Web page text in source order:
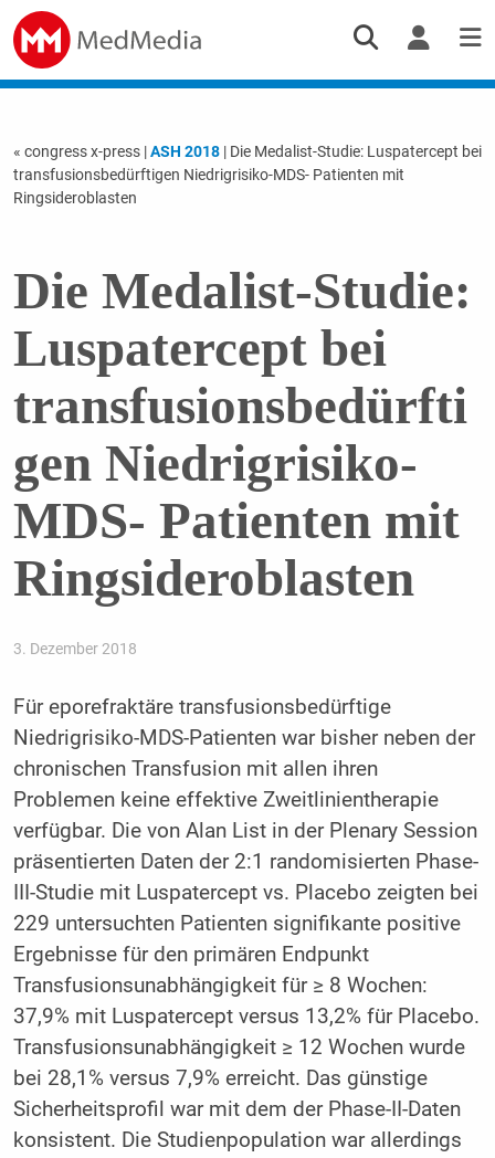
« congress x-press |ASH 2018| Die Medalist-Studie: Luspatercept bei
transfusionsbedürftigen Niedrigrisiko-MDS- Patienten mit
Ringsideroblasten
Die Medalist-Studie:
Luspatercept bei
transfusionsbedürfti
gen Niedrigrisiko-
MDS- Patienten mit
Ringsideroblasten
3. Dezember 2018
Für eporefraktäre transfusionsbedürftige
Niedrigrisiko-MDS-Patienten war bisher neben der
chronischen Transfusion mit allen ihren
Problemen keine effektive Zweitlinientherapie
verfügbar. Die von Alan List in der Plenary Session
präsentierten Daten der 2:1 randomisierten Phase-
III-Studie mit Luspatercept vs. Placebo zeigten bei
229 untersuchten Patienten signifikante positive
Ergebnisse für den primären Endpunkt
Transfusionsunabhängigkeit für ≥ 8 Wochen:
37,9% mit Luspatercept versus 13,2% für Placebo.
Transfusionsunabhängigkeit ≥ 12 Wochen wurde
bei 28,1% versus 7,9% erreicht. Das günstige
Sicherheitsprofil war mit dem der Phase-II-Daten
konsistent. Die Studienpopulation war allerdings